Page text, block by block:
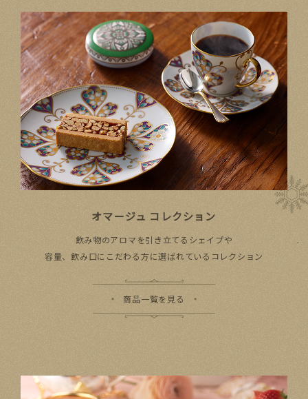
オマージュ コレクション
飲み物のアロマを引き立てるシェイプや
容量、飲み口にこだわる方に選ばれているコレクション
商品一覧を見る